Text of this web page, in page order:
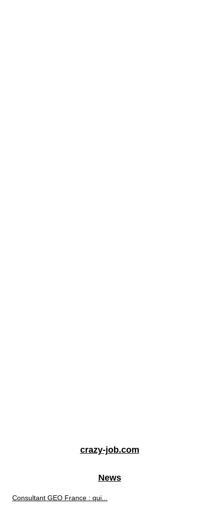
crazy-job.com
News
Consultant GEO France : qui...